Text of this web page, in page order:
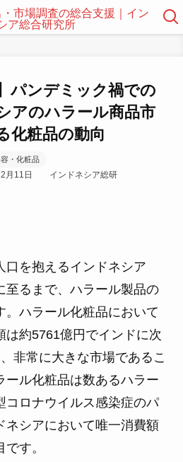
パンデミック禍での
アのハラール商品市
化粧品の動向
・化粧品
月11日 インドネシア総研
口を抱えるインドネシア
至るまで、ハラール製品の
。ハラール化粧品において
は約5761億円でインドに次
非常に大きな市場であるこ
ール化粧品は数あるハラー
コロナウイルス感染症のパ
ネシアにおいて唯一消費額
す。